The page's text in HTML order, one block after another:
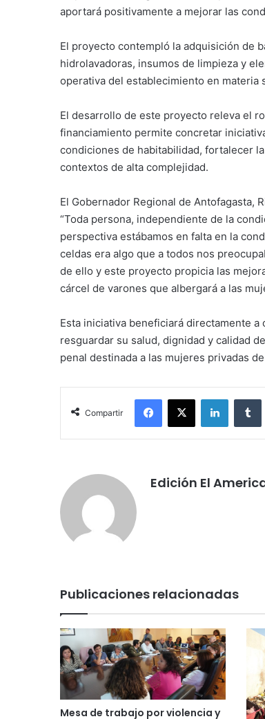
aportará positivamente a mejorar las
El proyecto contempló la adquisición de
hidrolavadoras, insumos de limpieza y
operativa del establecimiento en materia
El desarrollo de este proyecto releva el
financiamiento permite concretar
condiciones de habitabilidad, fortalecer
contextos de alta complejidad.
El Gobernador Regional de Antofagasta,
“Toda persona, independiente de la
perspectiva estábamos en falta en la
celdas era algo que a todos nos
de ello y este proyecto propicia las
cárcel de varones que albergará a las
Esta iniciativa beneficiará directamente
resguardar su salud, dignidad y calidad
penal destinada a las mujeres privadas
Compartir
Facebook
X LinkedIn
Edición El
Publicaciones relacionadas
Mesa de trabajo por violencia y